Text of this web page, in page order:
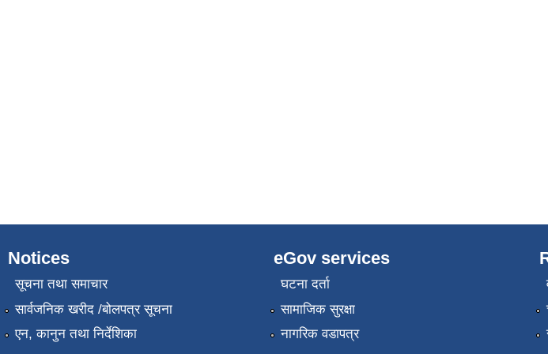
Notices
सूचना तथा समाचार
सार्वजनिक खरीद /बोलपत्र सूचना
एन, कानुन तथा निर्देशिका
eGov services
घटना दर्ता
सामाजिक सुरक्षा
नागरिक वडापत्र